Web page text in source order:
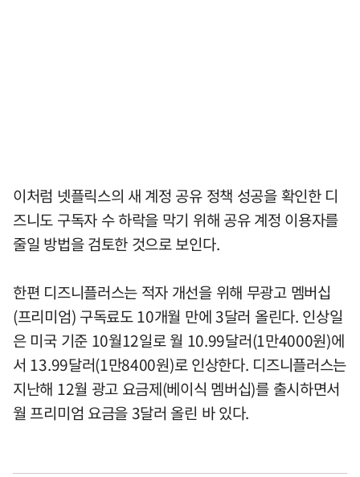
이처럼 넷플릭스의 새 계정 공유 정책 성공을 확인한 디
즈니도 구독자 수 하락을 막기 위해 공유 계정 이용자를
줄일 방법을 검토한 것으로 보인다.
한편 디즈니플러스는 적자 개선을 위해 무광고 멤버십
(프리미엄) 구독료도 10개월 만에 3달러 올린다. 인상일
은 미국 기준 10월12일로 월 10.99달러(1만4000원)에
서 13.99달러(1만8400원)로 인상한다. 디즈니플러스는
지난해 12월 광고 요금제(베이식 멤버십)를 출시하면서
월 프리미엄 요금을 3달러 올린 바 있다.